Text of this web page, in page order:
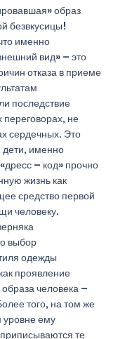
образ
безвкусицы!
именно
вид» – это
отказа в приеме
последствие
не
сердечных. Это
дети, именно
– код» прочно
жизнь как
средство первой
человеку.
выбор
одежды
проявление
человека –
того, на том же
уровне ему
те